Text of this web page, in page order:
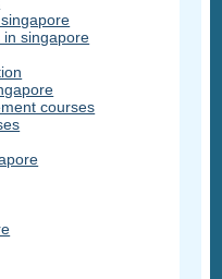
in singapore
courses